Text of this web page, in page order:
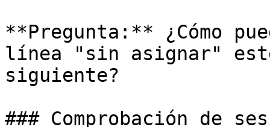
**Pregunta:** ¿Cómo
línea "sin asignar"
siguiente?
### Comprobación de